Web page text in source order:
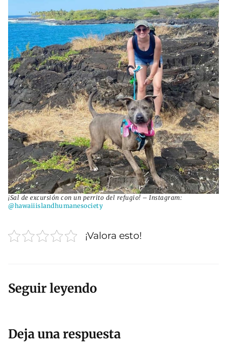
¡Sal de excursión con un perrito del refugio! – Instagram:
@hawaiiislandhumanesociety
¡Valora esto!
Seguir leyendo
Deja una respuesta